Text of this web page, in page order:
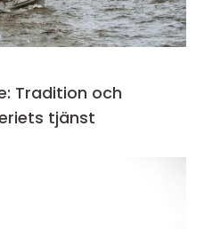
Tradition och
tjänst